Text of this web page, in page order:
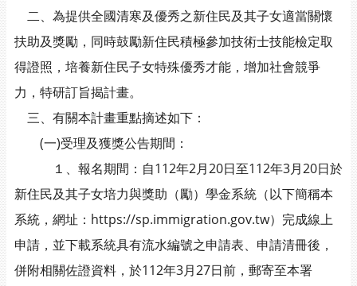
二、為提供全國清寒及優秀之新住民及其子女適當關懷
扶助及獎勵，同時鼓勵新住民積極參加技術士技能檢定取
得證照，培養新住民子女特殊優秀才能，增加社會競爭
力，特研訂旨揭計畫。
三、有關本計畫重點摘述如下：
(一)受理及獲獎公告期間：
１、報名期間：自112年2月20日至112年3月20日於
新住民及其子女培力與獎助（勵）學金系統（以下簡稱本
系統，網址：https://sp.immigration.gov.tw）完成線上
申請，並下載系統具有流水編號之申請表、申請清冊後，
併附相關佐證資料，於112年3月27日前，郵寄至本署